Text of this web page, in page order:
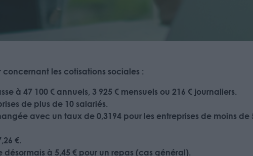
les cotisations sociales :
à 47 100 € annuels, 3 925 € mensuels ou 216 € journaliers.
de plus de 10 salariés.
avec un taux de 0,3194 pour les entreprises de moins de
€.
à 5,45 € pour un repas (cas général).